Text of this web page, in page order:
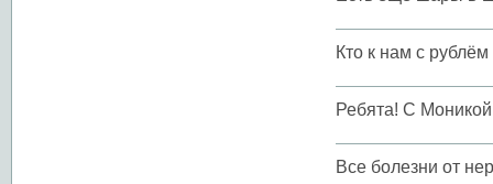
Кто к нам с рублём
Ребята! С
Все болезни от